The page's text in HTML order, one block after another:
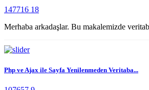
147716 18
Merhaba arkadaşlar. Bu makalemizde
Php ve Ajax ile Sayfa Yenilenmeden Veritaba...